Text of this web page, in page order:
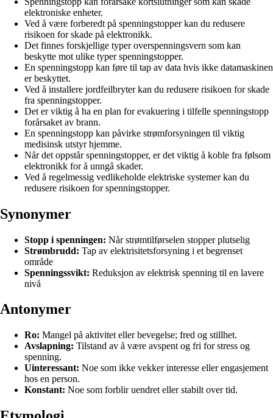
elektroniske enheter.
Ved å være forberedt på spenningstopper kan du redusere
risikoen for skade på elektronikk.
Det finnes forskjellige typer overspenningsvern som kan
beskytte mot ulike typer spenningstopper.
En spenningstopp kan føre til tap av data hvis ikke datamaskinen
er beskyttet.
Ved å installere jordfeilbryter kan du redusere risikoen for skade
fra spenningstopper.
Det er viktig å ha en plan for evakuering i tilfelle spenningstopp
forårsaket av brann.
En spenningstopp kan påvirke strømforsyningen til viktig
medisinsk utstyr hjemme.
Når det oppstår spenningstopper, er det viktig å koble fra følsom
elektronikk for å unngå skader.
Ved å regelmessig vedlikeholde elektriske systemer kan du
redusere risikoen for spenningstopper.
Synonymer
Stopp i spenningen: Når strømtilførselen stopper plutselig
Strømbrudd: Tap av elektrisitetsforsyning i et begrenset
område
Spenningssvikt: Reduksjon av elektrisk spenning til en lavere
nivå
Antonymer
Ro: Mangel på aktivitet eller bevegelse; fred og stillhet.
Avslapning: Tilstand av å være avspent og fri for stress og
spenning.
Uinteressant: Noe som ikke vekker interesse eller engasjement
hos en person.
Konstant: Noe som forblir uendret eller stabilt over tid.